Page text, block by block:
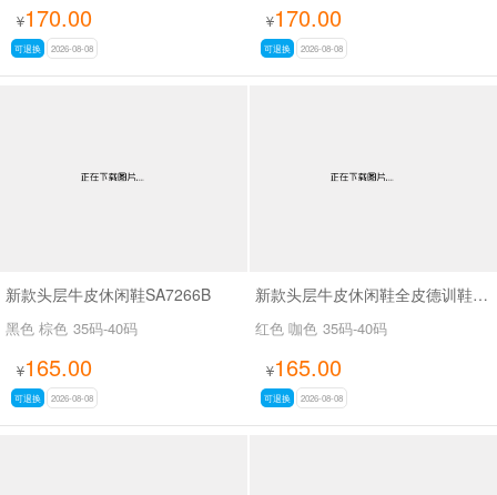
¥170.00
可退换 2026-08-08
¥170.00
可退换 2026-08-08
新款头层牛皮休闲鞋SA7266B
黑色 棕色 35码-40码
¥165.00
可退换 2026-08-08
新款头层牛皮休闲鞋全皮德训鞋SA111
红色 咖色 35码-40码
¥165.00
可退换 2026-08-08